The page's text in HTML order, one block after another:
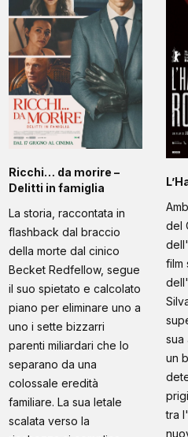
Ricchi… da morire –
Delitti in famiglia
La storia, raccontata in
flashback dal braccio
della morte dal cinico
Becket Redfellow, segue
il suo spietato e calcolato
piano per eliminare uno a
uno i sette bizzarri
parenti miliardari che lo
separano da una
colossale eredità
familiare. La sua letale
scalata verso la
del
film
sua
un
tra